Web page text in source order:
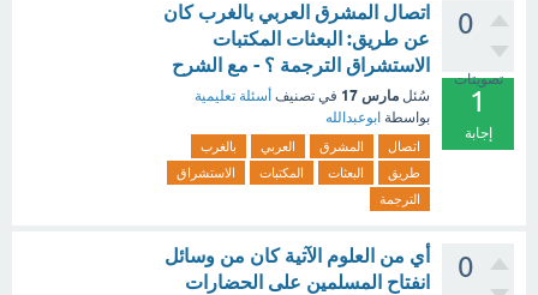
0
تصويتات
1
إجابة
اتصال المشرق العربي بالغرب كان
عن طريق: البعثات المكتبات
الاستشراق الترجمة ؟ - مع الشرح
سُئل مارس 17 في تصنيف أسئلة تعليمية
بواسطة ابوعبدالله
اتصال المشرق العربي
بالغرب
طريق
البعثات المكتبات
الاستشراق
الترجمة
0
أي من العلوم الآتية كان من وسائل
انفتاح المسلمين على الحضارات